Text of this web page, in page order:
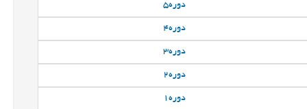
دوره5
دوره4
دوره3
دوره2
دوره1